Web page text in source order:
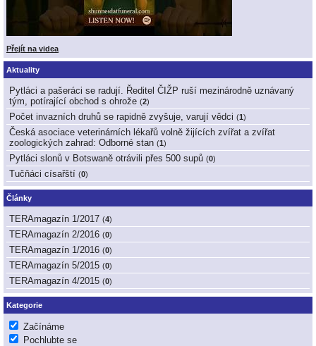
Přejít na videa
Aktuality
Pytláci a pašeráci se radují. Ředitel ČIŽP ruší mezinárodně uznávaný
tým, potírající obchod s ohrože (2)
Počet invazních druhů se rapidně zvyšuje, varují vědci (1)
Česká asociace veterinárních lékařů volně žijících zvířat a zvířat
zoologických zahrad: Odborné stan (1)
Pytláci slonů v Botswaně otrávili přes 500 supů (0)
Tučňáci císařští (0)
Články
TERAmagazín 1/2017 (4)
TERAmagazín 2/2016 (0)
TERAmagazín 1/2016 (0)
TERAmagazín 5/2015 (0)
TERAmagazín 4/2015 (0)
Kategorie
Začínáme
Pochlubte se